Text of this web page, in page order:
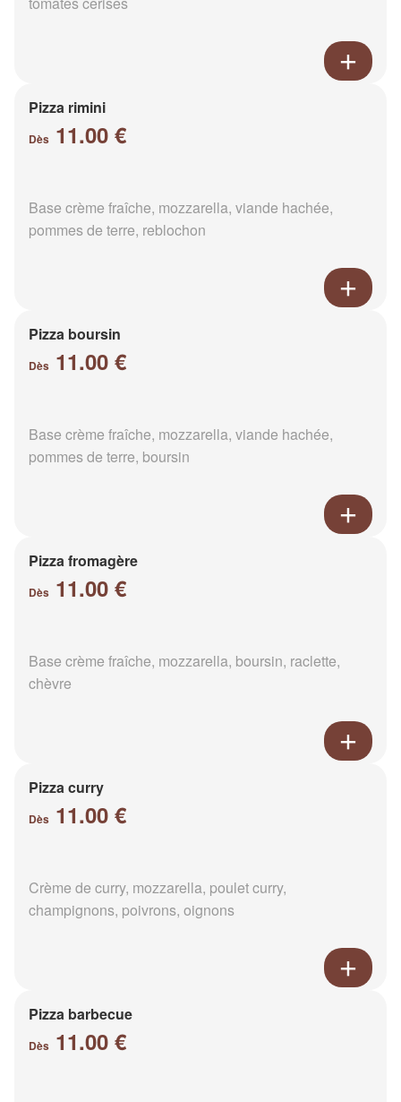
Pizza rimini
Dès 11.00 €
Base crème fraîche, mozzarella, viande hachée,
pommes de terre, reblochon
Pizza boursin
Dès 11.00 €
Base crème fraîche, mozzarella, viande hachée,
pommes de terre, boursin
Pizza fromagère
Dès 11.00 €
Base crème fraîche, mozzarella, boursin, raclette,
chèvre
Pizza curry
Dès 11.00 €
Crème de curry, mozzarella, poulet curry,
champignons, poivrons, oignons
Pizza barbecue
Dès 11.00 €